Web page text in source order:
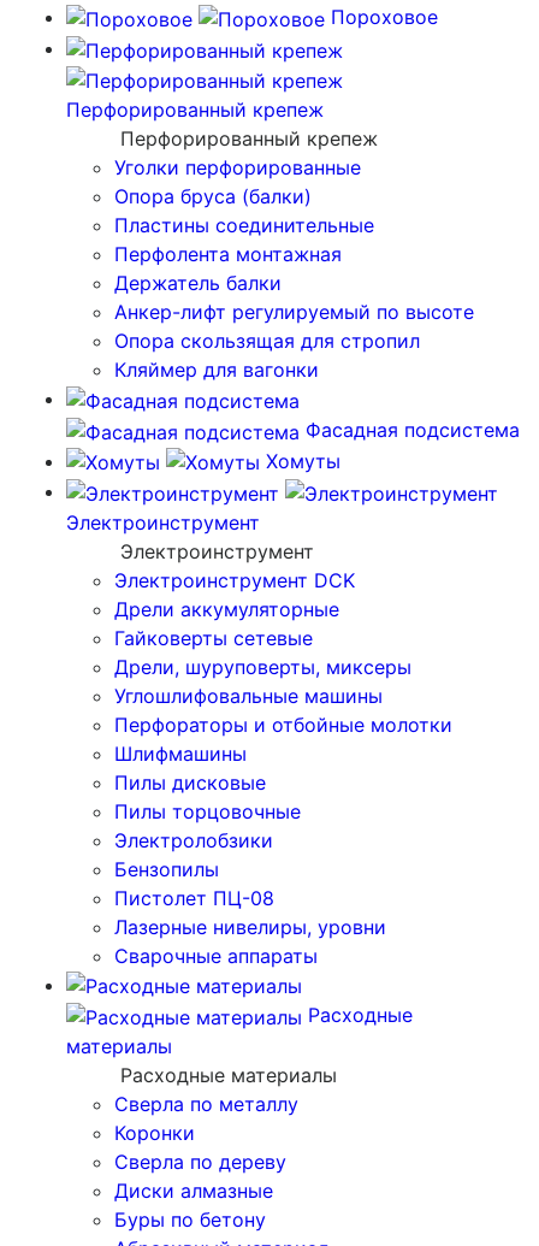
Пороховое
Перфорированный крепеж
Перфорированный крепеж
Уголки перфорированные
Опора бруса (балки)
Пластины соединительные
Перфолента монтажная
Держатель балки
Анкер-лифт регулируемый по высоте
Опора скользящая для стропил
Кляймер для вагонки
Фасадная подсистема
Хомуты
Электроинструмент
Электроинструмент
Электроинструмент DCK
Дрели аккумуляторные
Гайковерты сетевые
Дрели, шуруповерты, миксеры
Углошлифовальные машины
Перфораторы и отбойные молотки
Шлифмашины
Пилы дисковые
Пилы торцовочные
Электролобзики
Бензопилы
Пистолет ПЦ-08
Лазерные нивелиры, уровни
Сварочные аппараты
Расходные
материалы
Расходные материалы
Сверла по металлу
Коронки
Сверла по дереву
Диски алмазные
Буры по бетону